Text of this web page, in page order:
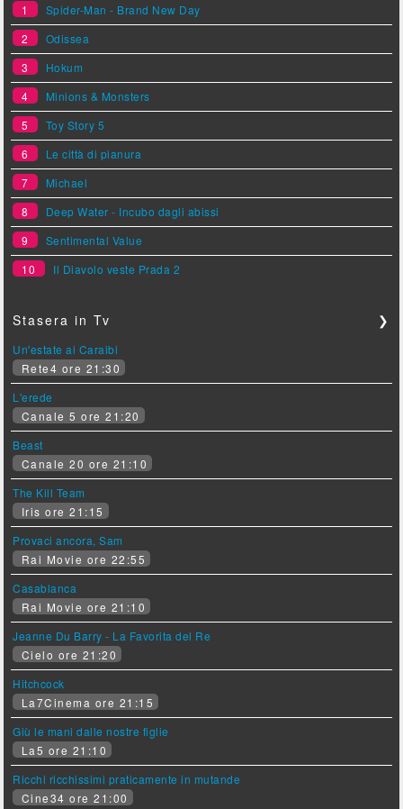
1
Spider-Man - Brand New Day
2
Odissea
3
Hokum
4
Minions & Monsters
5
Toy Story 5
6
Le città di pianura
7
Michael
8
Deep Water - Incubo dagli abissi
9
Sentimental Value
10
Il Diavolo veste Prada 2
Stasera in Tv ❯
Un'estate ai Caraibi
Rete4 ore 21:30
L'erede
Canale 5 ore 21:20
Beast
Canale 20 ore 21:10
The Kill Team
Iris ore 21:15
Provaci ancora, Sam
Rai Movie ore 22:55
Casablanca
Rai Movie ore 21:10
Jeanne Du Barry - La Favorita del Re
Cielo ore 21:20
Hitchcock
La7Cinema ore 21:15
Giù le mani dalle nostre figlie
La5 ore 21:10
Ricchi ricchissimi praticamente in mutande
Cine34 ore 21:00